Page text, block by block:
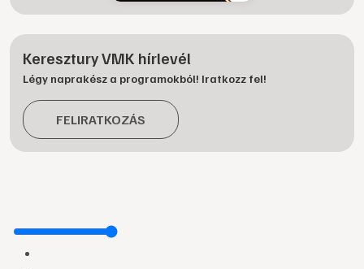
Keresztury VMK hírlevél
Légy naprakész a programokból! Iratkozz fel!
FELIRATKOZÁS